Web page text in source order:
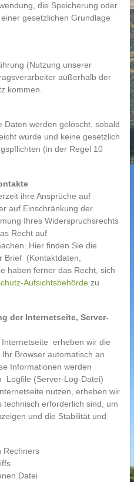
die Speicherung oder
gesetzlichen Grundlage
(Nutzung unserer
außerhalb der
kommen.
Daten werden gelöscht, sobald
wurde und keine gesetzlich
(in der Regel 10
ihre Ansprüche auf
auf Einschränkung der
Ihres Widerspruchsrechts
Recht auf
Hier finden Sie die
Brief (Kontaktdaten,
haben ferner das Recht, sich
Aufsichtsbehördezu
der Internetseite, Server-
erheben wir die
Browser automatisch an
Informationen werden
Logfile (Server-Log-Datei)
nutzen, erheben wir
erforderlich sind, um
und die Stabilität und
Rechners
Datei